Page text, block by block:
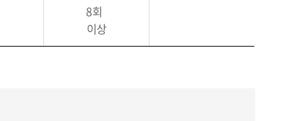
8회
이상